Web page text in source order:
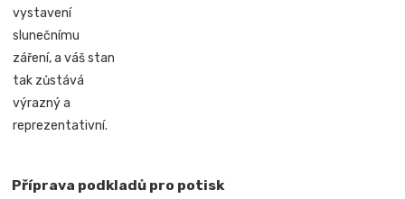
vystavení
slunečnímu
záření, a váš stan
tak zůstává
výrazný a
reprezentativní.
Příprava podkladů pro potisk